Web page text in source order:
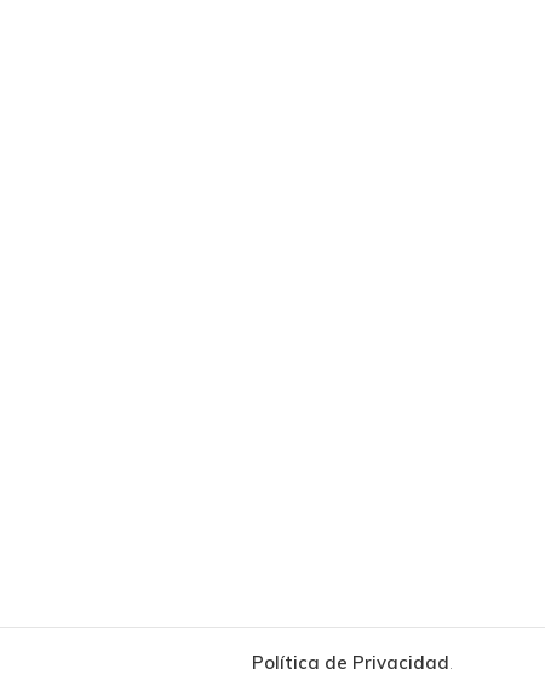
Política de Privacidad.